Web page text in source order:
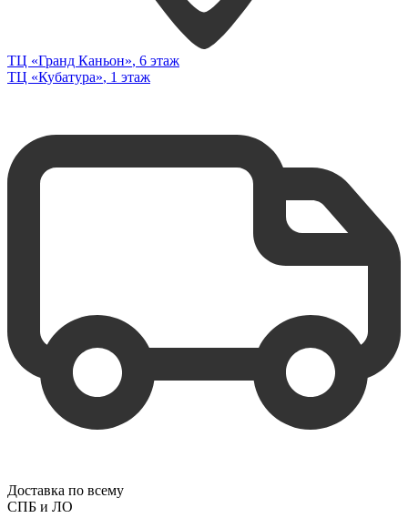
ТЦ «Гранд Каньон», 6 этаж
ТЦ «Кубатура», 1 этаж
Доставка по всему
СПБ и ЛО